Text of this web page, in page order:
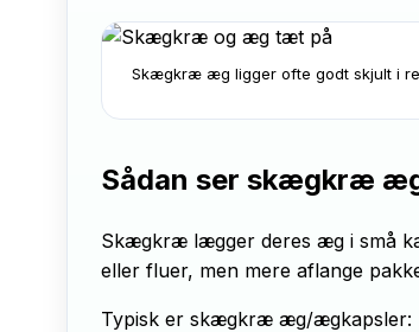
Skægkræ æg ligger ofte godt skjult i
Sådan ser skægkræ
Skægkræ lægger deres æg i små
eller fluer, men mere aflange
Typisk er skægkræ æg/ægkapsler: